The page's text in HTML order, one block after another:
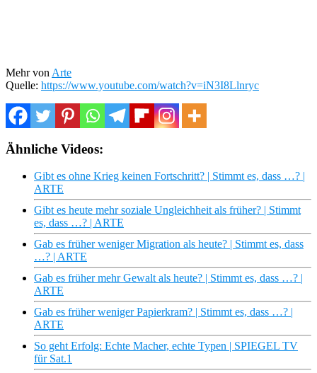
Mehr von Arte
Quelle: https://www.youtube.com/watch?v=iN3I8Llnryc
Ähnliche Videos:
Gibt es ohne Krieg keinen Fortschritt? | Stimmt es, dass …? |
ARTE
Gibt es heute mehr soziale Ungleichheit als früher? | Stimmt
es, dass …? | ARTE
Gab es früher weniger Migration als heute? | Stimmt es, dass
…? | ARTE
Gab es früher mehr Gewalt als heute? | Stimmt es, dass …? |
ARTE
Gab es früher weniger Papierkram? | Stimmt es, dass …? |
ARTE
So geht Erfolg: Echte Macher, echte Typen | SPIEGEL TV
für Sat.1